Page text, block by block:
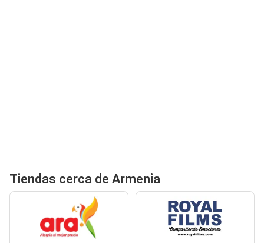
Tiendas cerca de Armenia